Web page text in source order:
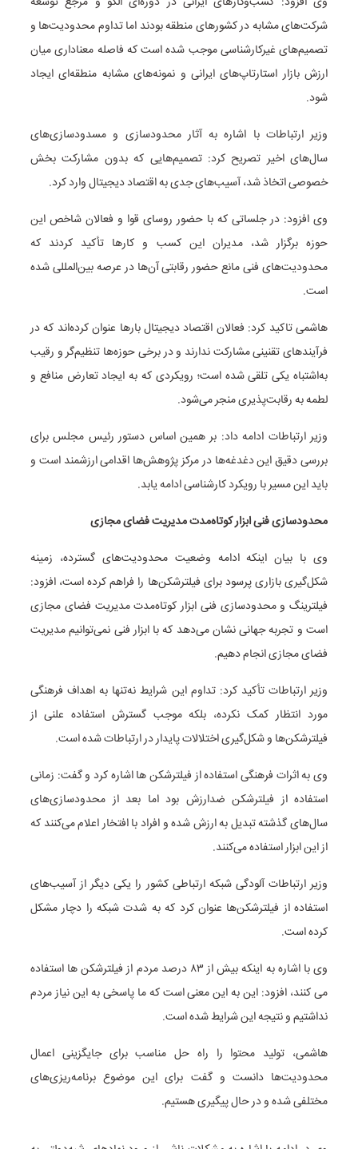
شرکت‌های مشابه در کشورهای منطقه بودند اما تداوم محدودیت‌ها و
تصمیم‌های غیرکارشناسی موجب شده است که فاصله معناداری میان
ارزش بازار استارتاپ‌های ایرانی و نمونه‌های مشابه منطقه‌ای ایجاد
شود.
وزیر ارتباطات با اشاره به آثار محدودسازی و مسدودسازی‌های
سال‌های اخیر تصریح کرد: تصمیم‌هایی که بدون مشارکت بخش
خصوصی اتخاذ شد، آسیب‌های جدی به اقتصاد دیجیتال وارد کرد.
وی افزود: در جلساتی که با حضور روسای قوا و فعالان شاخص این
حوزه برگزار شد، مدیران این کسب و کارها تأکید کردند که
محدودیت‌های فنی مانع حضور رقابتی آن‌ها در عرصه بین‌المللی شده
است.
هاشمی تاکید کرد: فعالان اقتصاد دیجیتال بارها عنوان کرده‌اند که در
فرآیندهای تقنینی مشارکت ندارند و در برخی حوزه‌ها تنظیم‌گر و رقیب
به‌اشتباه یکی تلقی شده است؛ رویکردی که به ایجاد تعارض منافع و
لطمه به رقابت‌پذیری منجر می‌شود.
وزیر ارتباطات ادامه‌ داد: بر همین اساس دستور رئیس مجلس برای
بررسی دقیق این دغدغه‌ها در مرکز پژوهش‌ها اقدامی ارزشمند است و
باید این مسیر با رویکرد کارشناسی ادامه یابد.
محدودسازی فنی ابزار کوتاه‌مدت مدیریت فضای مجازی
وی با بیان اینکه ادامه وضعیت محدودیت‌های گسترده، زمینه
شکل‌گیری بازاری پرسود برای فیلترشکن‌ها را فراهم کرده است، افزود:
فیلترینگ و محدودسازی فنی ابزار کوتاه‌مدت مدیریت فضای مجازی
است و تجربه جهانی نشان می‌دهد که با ابزار فنی نمی‌توانیم مدیریت
فضای مجازی انجام دهیم.
وزیر ارتباطات تأکید کرد: تداوم این شرایط نه‌تنها به اهداف فرهنگی
مورد انتظار کمک نکرده، بلکه موجب گسترش استفاده علنی از
فیلترشکن‌ها و شکل‌گیری اختلالات پایدار در ارتباطات شده است.
وی به اثرات فرهنگی استفاده از فیلترشکن ها اشاره کرد و گفت: زمانی
استفاده از فیلترشکن ضدارزش بود اما بعد از محدودسازی‌های
سال‌های گذشته تبدیل به ارزش شده و افراد با افتخار اعلام می‌کنند که
از این ابزار استفاده می‌کنند.
وزیر ارتباطات آلودگی شبکه ارتباطی کشور را یکی دیگر از آسیب‌های
استفاده از فیلترشکن‌ها عنوان کرد که به شدت شبکه را دچار مشکل
کرده است.
وی با اشاره به اینکه بیش از ۸۳ درصد مردم از فیلترشکن ها استفاده
می کنند، افزود: این به این معنی است که ما پاسخی به این نیاز مردم
نداشتیم و نتیجه این شرایط شده است.
هاشمی، تولید محتوا را راه حل مناسب برای جایگزینی اعمال
محدودیت‌ها دانست و گفت برای این موضوع برنامه‌ریزی‌های
مختلفی شده و در حال پیگیری هستیم.